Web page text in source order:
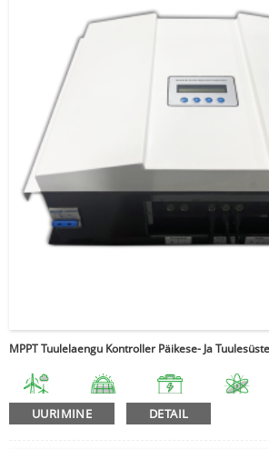
MPPT Tuulelaengu Kontroller Päikese- Ja
UURIMINE DETAIL